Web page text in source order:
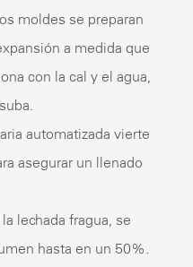
moldes se preparan
a medida que
con la cal y el agua,
automatizada vierte
asegurar un llenado
lechada fragua, se
hasta en un 50%.